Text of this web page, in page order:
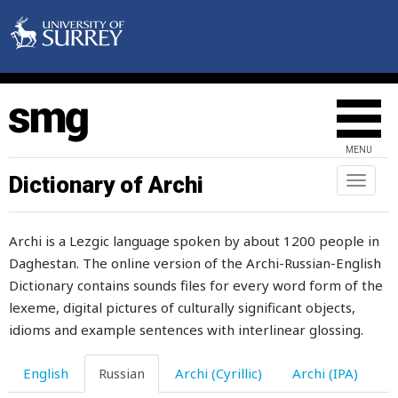
MENU
Toggle
Dictionary of Archi
Archi is a Lezgic language spoken by about 1200 people in
Daghestan. The online version of the Archi-Russian-English
Dictionary contains sounds files for every word form of the
lexeme, digital pictures of culturally significant objects,
idioms and example sentences with interlinear glossing.
English Russian Archi (Cyrillic) Archi (IPA)
чарык
часовщик
частица
частный
часто
частушка